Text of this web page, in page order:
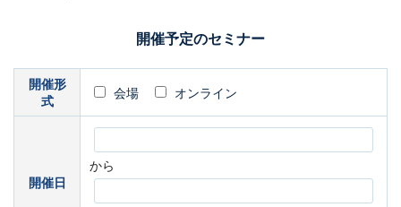
開催予定のセミナー
開催形
式
会場 オンライン
開催日
から